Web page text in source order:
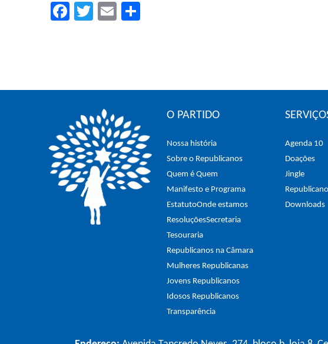
Facebook
TwitterEmail
O PARTIDO
Nossa história
Sobre o Republicanos
Quem é Quem
Manifesto e Programa
EstatutoOnde estamos
ResoluçõesSecretaria
Tesouraria
Republicanos na Câmara
Mulheres Republicanas
Jovens Republicanos
Idosos Republicanos
Transparência
Agenda 10
Doações
Jingle
Downloads